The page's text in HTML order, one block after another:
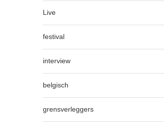
Live
festival
interview
belgisch
grensverleggers